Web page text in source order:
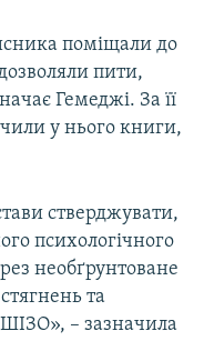
поміщали до
пити,
Гемеджі. За її
у нього книги,
стверджувати,
психологічного
необґрунтоване
та
– зазначила